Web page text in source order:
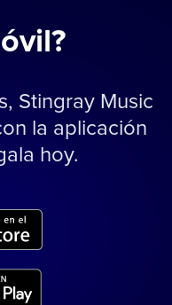
Stingray Music
la aplicación
hoy.